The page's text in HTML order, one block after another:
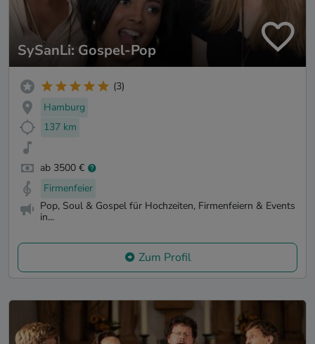
SySanLi: Gospel-Pop
(3)
Hamburg
137 km
ab 3500 €
Firmenfeier
Pop, Soul & Gospel für Hochzeiten, Firmenfeiern & Events
in...
Zum Profil